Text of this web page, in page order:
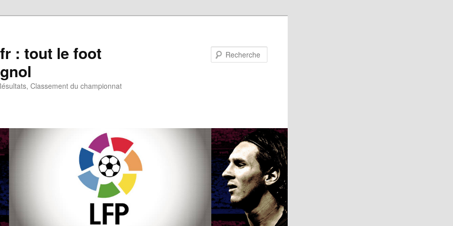
: tout le foot
Classement du championnat